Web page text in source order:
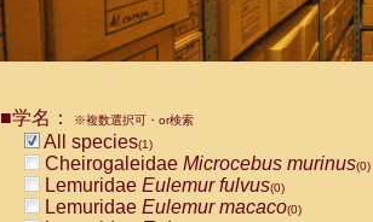
■学名： ※複数選択可・or検索
All species(1)
Cheirogaleidae Microcebus murinus(0)
Lemuridae Eulemur fulvus(0)
Lemuridae Eulemur macaco(0)